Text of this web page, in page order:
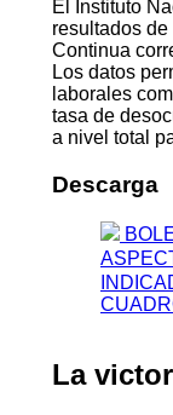
El Instituto
resultados
Continua
Los datos
laborales
tasa de
a nivel total
Descarga
La